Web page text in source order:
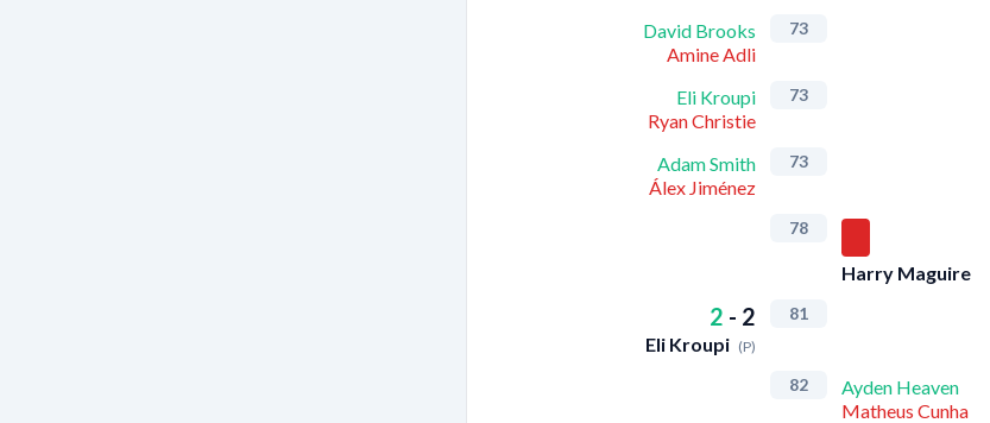
David Brooks
Amine Adli
73
Eli Kroupi
Ryan Christie
73
Adam Smith
Álex Jiménez
73
78
Harry Maguire
2 - 2
Eli Kroupi (P)
81
82
Ayden Heaven
Matheus Cunha